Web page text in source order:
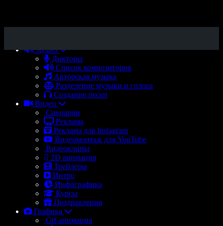
Аудио
Дикторы
Список композиторов
Авторская музыка
Разделение музыки и голоса
Создание песен
Видео
Сценарии
Реклама
Реклама для Instagram
Видеомонтаж для YouTube
Видеоклипы
2D анимация
Трейлеры
Интро
Инфографика
Курсы
Поздравления
Графика
Gif-анимация